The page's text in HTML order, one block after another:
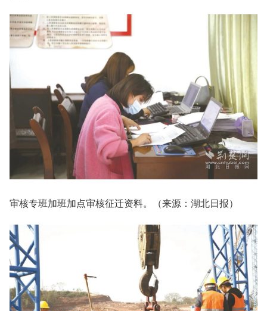
审核专班加班加点审核征迁资料。（来源：湖北日报）